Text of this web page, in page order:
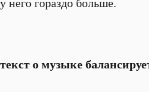
гораздо больше.
о музыке